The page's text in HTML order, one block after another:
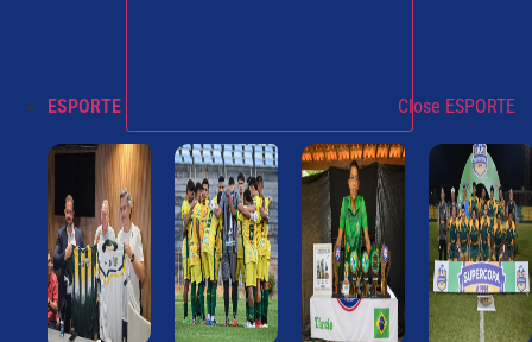
ESPORTE Close ESPORTE